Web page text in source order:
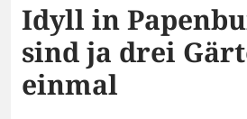
Idyll in
sind ja drei
einmal